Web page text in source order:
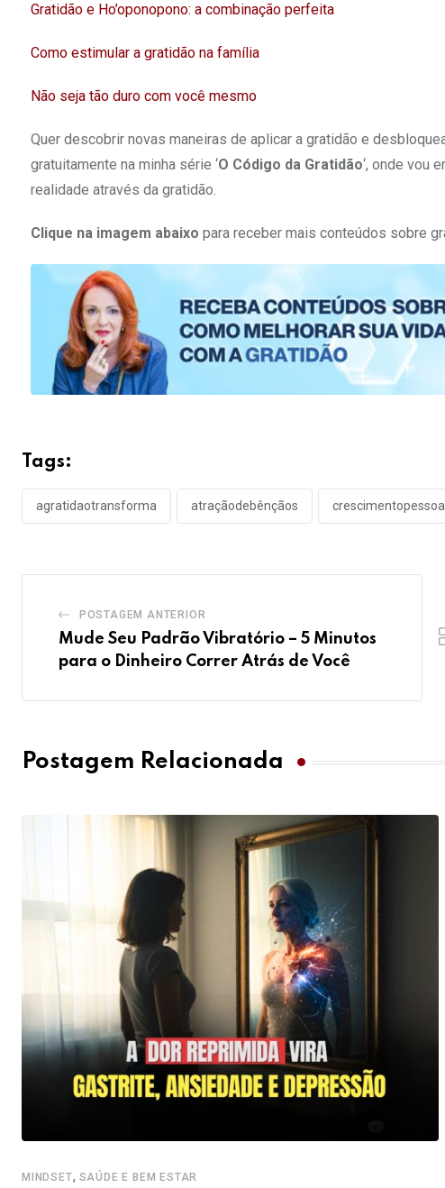
Gratidão e Ho’oponopono: a combinação perfeita
Como estimular a gratidão na família
Não seja tão duro com você mesmo​
Quer descobrir novas maneiras de aplicar a gratidão e
gratuitamente na minha série ‘O Código da Gratidão‘, onde vou
realidade através da gratidão.
Clique na imagem abaixo para receber mais conteúdos sobre
Tags:
agratidaotransforma atraçãodebênçãos crescimentopessoal
POSTAGEM ANTERIOR
Mude Seu Padrão Vibratório – 5 Minutos
para o Dinheiro Correr Atrás de Você
Postagem Relacionada
MINDSET, SAÚDE E BEM ESTAR